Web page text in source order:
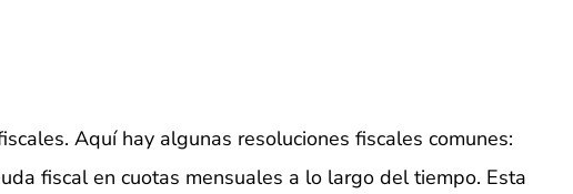
Aquí hay algunas resoluciones fiscales comunes:
fiscal en cuotas mensuales a lo largo del tiempo. Esta